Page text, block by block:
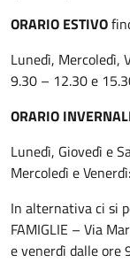
ORARIO ESTIVO
Lunedì, Mercoledì,
9.30 – 12.30 e
ORARIO
Lunedì, Giovedì e
Mercoledì e
In alternativa ci si
FAMIGLIE – Via
e venerdì dalle ore